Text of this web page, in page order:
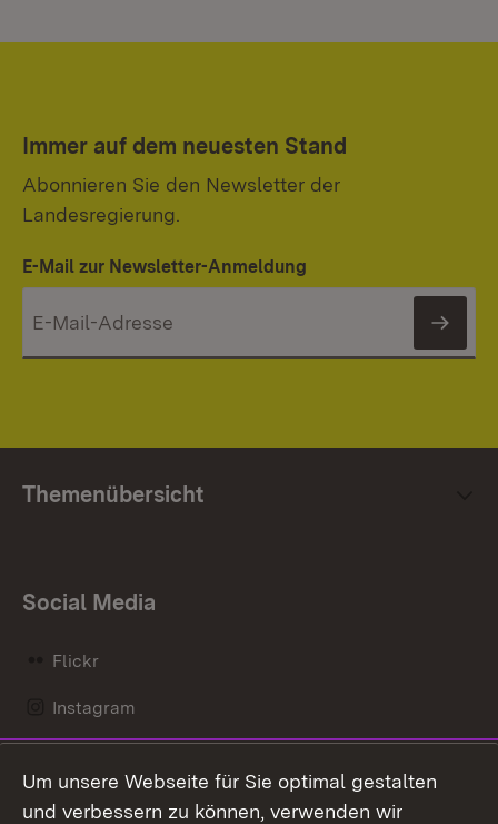
Immer auf dem neuesten Stand
Abonnieren Sie den Newsletter der
Landesregierung.
E-Mail zur Newsletter-Anmeldung
Themenübersicht
Social Media
Flickr
Instagram
Mastodon
Um unsere Webseite für Sie optimal gestalten
und verbessern zu können, verwenden wir